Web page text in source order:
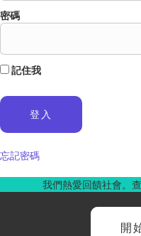
密碼
記住我
忘記密碼
我們熱愛回饋社會。
開